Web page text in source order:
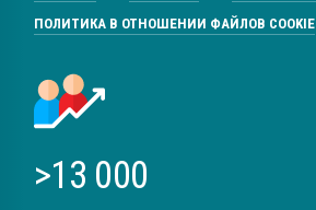
ПОЛИТИКА В ОТНОШЕНИИ ФАЙЛОВ COOKIE
>13 000